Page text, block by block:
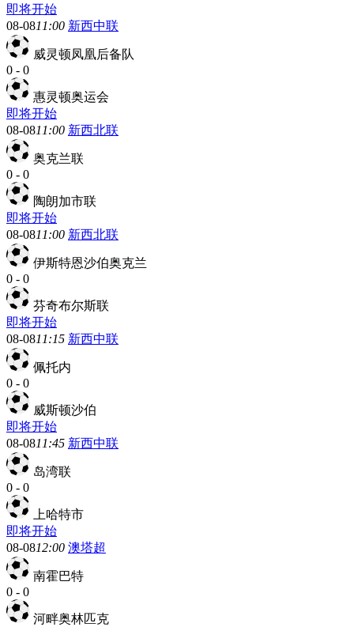
即将开始
08-0811:00 新西中联
威灵顿凤凰后备队
0 - 0
惠灵顿奥运会
即将开始
08-0811:00 新西北联
奥克兰联
0 - 0
陶朗加市联
即将开始
08-0811:00 新西北联
伊斯特恩沙伯奥克兰
0 - 0
芬奇布尔斯联
即将开始
08-0811:15 新西中联
佩托内
0 - 0
威斯顿沙伯
即将开始
08-0811:45 新西中联
岛湾联
0 - 0
上哈特市
即将开始
08-0812:00 澳塔超
南霍巴特
0 - 0
河畔奥林匹克